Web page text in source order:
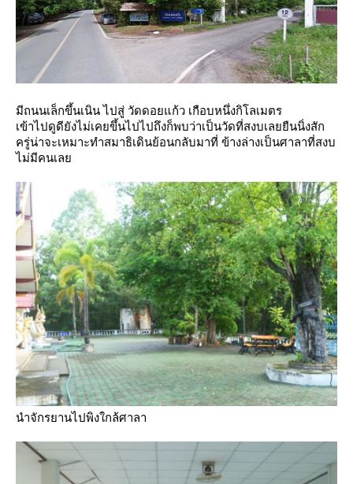
มีถนนเล็กขึ้นเนิน ไปสู่ วัดดอยแก้ว เกือบหนึ่งกิโลเมตร
เข้าไปดูดียังไม่เคยขึ้นไปไปถึงก็พบว่าเป็นวัดที่สงบเลยยืนนิ่งสัก
ครู่น่าจะเหมาะทำสมาธิเดินย้อนกลับมาที่ ข้างล่างเป็นศาลาที่สงบ
ไม่มีคนเล
นำจักรยานไปพิงใกล้ศาลา